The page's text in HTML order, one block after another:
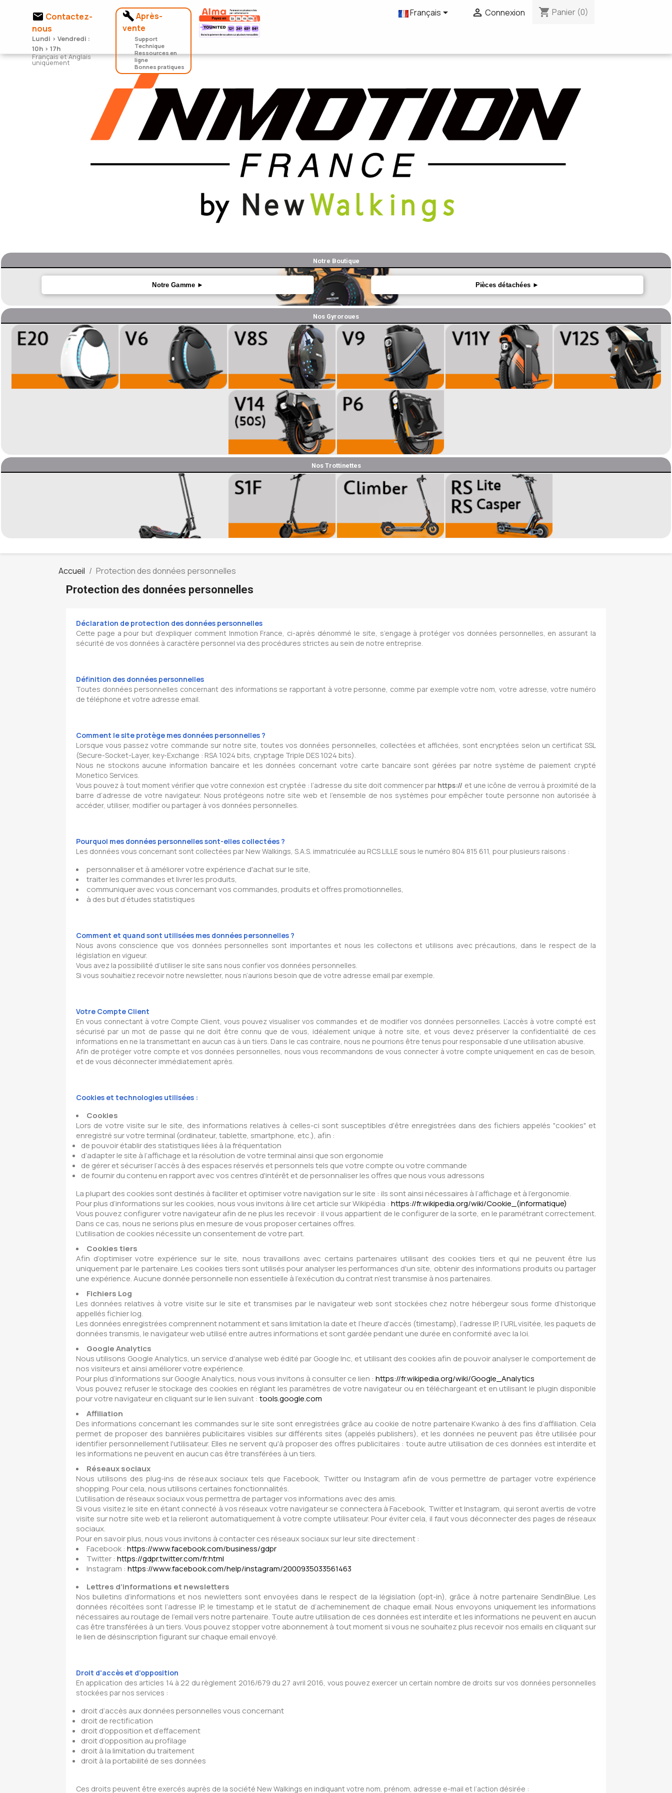
 Contactez-
nous
Lundi > Vendredi :
10h > 17h
Français et Anglais
uniquement
Après-
vente
Support
Technique
Ressources en
ligne
Bonnes pratiques
Français  Connexion shopping_cart Panier (0)
Notre Boutique
Notre Gamme ► Pièces détachées ►
Nos Gyroroues
Nos Trottinettes
Accueil Protection des données personnelles
Protection des données personnelles
Déclaration de protection des données personnelles
Cette page a pour but d’expliquer comment Inmotion France, ci-après dénommé le site, s’engage à protéger vos données personnelles, en assurant la
sécurité de vos données à caractère personnel via des procédures strictes au sein de notre entreprise.
Définition des données personnelles
Toutes données personnelles concernant des informations se rapportant à votre personne, comme par exemple votre nom, votre adresse, votre numéro
de téléphone et votre adresse email.
Comment le site protège mes données personnelles ?
Lorsque vous passez votre commande sur notre site, toutes vos données personnelles, collectées et affichées, sont encryptées selon un certificat SSL
(Secure-Socket-Layer, key-Exchange : RSA 1024 bits, cryptage Triple DES 1024 bits).
Nous ne stockons aucune information bancaire et les données concernant votre carte bancaire sont gérées par notre système de paiement crypté
Monetico Services.
Vous pouvez à tout moment vérifier que votre connexion est cryptée : l’adresse du site doit commencer par https:// et une icône de verrou à proximité de la
barre d’adresse de votre navigateur. Nous protégeons notre site web et l'ensemble de nos systèmes pour empêcher toute personne non autorisée à
accéder, utiliser, modifier ou partager à vos données personnelles.
Pourquoi mes données personnelles sont-elles collectées ?
Les données vous concernant sont collectées par New Walkings, S.A.S. immatriculée au RCS LILLE sous le numéro 804 815 611, pour plusieurs raisons :
personnaliser et à améliorer votre expérience d'achat sur le site,
traiter les commandes et livrer les produits,
communiquer avec vous concernant vos commandes, produits et offres promotionnelles,
à des but d’études statistiques
Comment et quand sont utilisées mes données personnelles ?
Nous avons conscience que vos données personnelles sont importantes et nous les collectons et utilisons avec précautions, dans le respect de la
législation en vigueur.
Vous avez la possibilité d’utiliser le site sans nous confier vos données personnelles.
Si vous souhaitiez recevoir notre newsletter, nous n’aurions besoin que de votre adresse email par exemple.
Votre Compte Client
En vous connectant à votre Compte Client, vous pouvez visualiser vos commandes et de modifier vos données personnelles. L’accès à votre compté est
sécurisé par un mot de passe qui ne doit être connu que de vous, idéalement unique à notre site, et vous devez préserver la confidentialité de ces
informations en ne la transmettant en aucun cas à un tiers. Dans le cas contraire, nous ne pourrions être tenus pour responsable d’une utilisation abusive.
Afin de protéger votre compte et vos données personnelles, nous vous recommandons de vous connecter à votre compte uniquement en cas de besoin,
et de vous déconnecter immédiatement après.
Cookies et technologies utilisées :
Cookies
Lors de votre visite sur le site, des informations relatives à celles-ci sont susceptibles d'être enregistrées dans des fichiers appelés "cookies" et
enregistré sur votre terminal (ordinateur, tablette, smartphone, etc.), afin :
de pouvoir établir des statistiques liées à la fréquentation
d’adapter le site à l’affichage et la résolution de votre terminal ainsi que son ergonomie
de gérer et sécuriser l’accès à des espaces réservés et personnels tels que votre compte ou votre commande
de fournir du contenu en rapport avec vos centres d'intérêt et de personnaliser les offres que nous vous adressons
La plupart des cookies sont destinés à faciliter et optimiser votre navigation sur le site : ils sont ainsi nécessaires à l’affichage et à l’ergonomie.
Pour plus d’informations sur les cookies, nous vous invitons à lire cet article sur Wikipédia : https://fr.wikipedia.org/wiki/Cookie_(informatique)
Vous pouvez configurer votre navigateur afin de ne plus les recevoir : il vous appartient de le configurer de la sorte, en le paramétrant correctement.
Dans ce cas, nous ne serions plus en mesure de vous proposer certaines offres.
L'utilisation de cookies nécessite un consentement de votre part.
Cookies tiers
Afin d’optimiser votre expérience sur le site, nous travaillons avec certains partenaires utilisant des cookies tiers et qui ne peuvent être lus
uniquement par le partenaire. Les cookies tiers sont utilisés pour analyser les performances d'un site, obtenir des informations produits ou partager
une expérience. Aucune donnée personnelle non essentielle à l’exécution du contrat n’est transmise à nos partenaires.
Fichiers Log
Les données relatives à votre visite sur le site et transmises par le navigateur web sont stockées chez notre hébergeur sous forme d’historique
appellés fichier log.
Les données enregistrées comprennent notamment et sans limitation la date et l’heure d'accès (timestamp), l’adresse IP, l’URL visitée, les paquets de
données transmis, le navigateur web utilisé entre autres informations et sont gardée pendant une durée en conformité avec la loi.
Google Analytics
Nous utilisons Google Analytics, un service d'analyse web édité par Google Inc, et utilisant des cookies afin de pouvoir analyser le comportement de
nos visiteurs et ainsi améliorer votre expérience.
Pour plus d’informations sur Google Analytics, nous vous invitons à consulter ce lien : https://fr.wikipedia.org/wiki/Google_Analytics
Vous pouvez refuser le stockage des cookies en réglant les paramètres de votre navigateur ou en téléchargeant et en utilisant le plugin disponible
pour votre navigateur en cliquant sur le lien suivant : tools.google.com
Affiliation
Des informations concernant les commandes sur le site sont enregistrées grâce au cookie de notre partenaire Kwanko à des fins d’affiliation. Cela
permet de proposer des bannières publicitaires visibles sur différents sites (appelés publishers), et les données ne peuvent pas être utilisée pour
identifier personnellement l'utilisateur. Elles ne servent qu'à proposer des offres publicitaires : toute autre utilisation de ces données est interdite et
les informations ne peuvent en aucun cas être transférées à un tiers.
Réseaux sociaux
Nous utilisons des plug-ins de réseaux sociaux tels que Facebook, Twitter ou Instagram afin de vous permettre de partager votre expérience
shopping. Pour cela, nous utilisons certaines fonctionnalités.
L'utilisation de réseaux sociaux vous permettra de partager vos informations avec des amis.
Si vous visitez le site en étant connecté à vos réseaux votre navigateur se connectera à Facebook, Twitter et Instagram, qui seront avertis de votre
visite sur notre site web et la relieront automatiquement à votre compte utilisateur. Pour éviter cela, il faut vous déconnecter des pages de réseaux
sociaux.
Pour en savoir plus, nous vous invitons à contacter ces réseaux sociaux sur leur site directement :
Facebook : https://www.facebook.com/business/gdpr
Twitter : https://gdpr.twitter.com/fr.html
Instagram : https://www.facebook.com/help/instagram/2000935033561463
Lettres d’informations et newsletters
Nos bulletins d’informations et nos newletters sont envoyées dans le respect de la législation (opt-in), grâce à notre partenaire SendInBlue. Les
données récoltées sont l’adresse IP, le timestamp et le statut de d’acheminement de chaque email. Nous envoyons uniquement les informations
nécessaires au routage de l’email vers notre partenaire. Toute autre utilisation de ces données est interdite et les informations ne peuvent en aucun
cas être transférées à un tiers. Vous pouvez stopper votre abonnement à tout moment si vous ne souhaitez plus recevoir nos emails en cliquant sur
le lien de désinscription figurant sur chaque email envoyé.
Droit d'accès et d'opposition
En application des articles 14 à 22 du règlement 2016/679 du 27 avril 2016, vous pouvez exercer un certain nombre de droits sur vos données personnelles
stockées par nos services :
droit d’accès aux données personnelles vous concernant
droit de rectification
droit d’opposition et d’effacement
droit d’opposition au profilage
droit à la limitation du traitement
droit à la portabilité de ses données
Ces droits peuvent être exercés auprès de la société New Walkings en indiquant votre nom, prénom, adresse e-mail et l’action désirée :